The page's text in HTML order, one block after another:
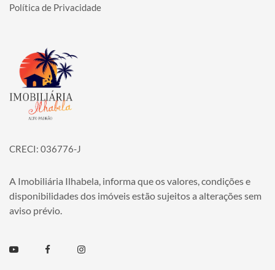
Política de Privacidade
Página inicial
CRECI: 036776-J
A Imobiliária Ilhabela, informa que os valores, condições e
disponibilidades dos imóveis estão sujeitos a alterações sem
aviso prévio.
Youtube FacebookInstagram